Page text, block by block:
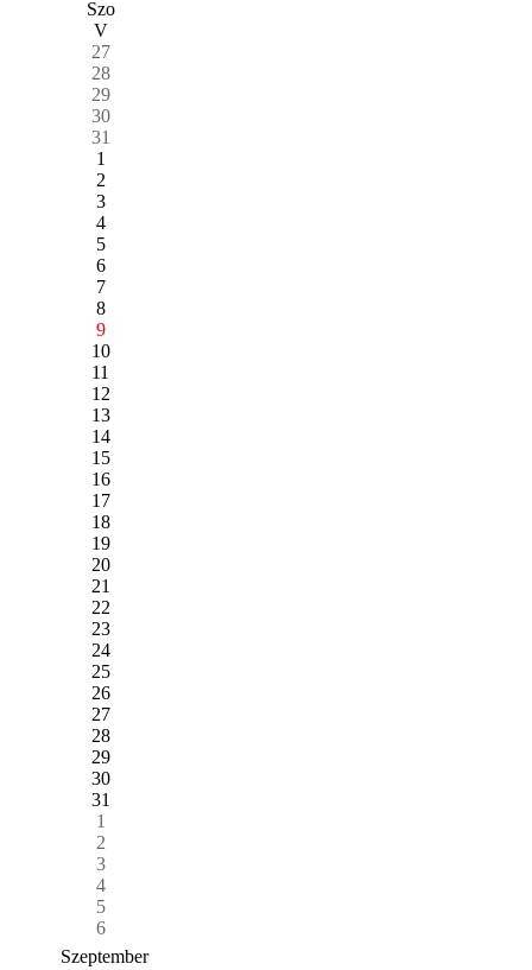
Szo
V
27
28
29
30
31
1
2
3
4
5
6
7
8
9
10
11
12
13
14
15
16
17
18
19
20
21
22
23
24
25
26
27
28
29
30
31
1
2
3
4
5
6
Szeptember